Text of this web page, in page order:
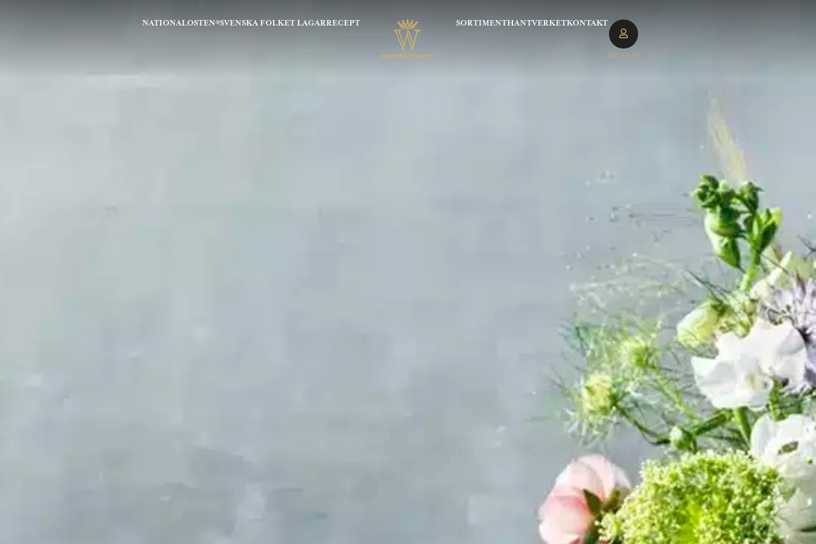
RECEPT
SVENSKA FOLKET LAGAR
NATIONALOSTEN® SORTIMENTHANTVERKETKONTAKT
LOGGA IN